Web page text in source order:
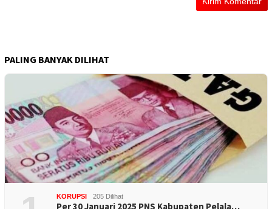
PALING BANYAK DILIHAT
KORUPSI 205 Dilihat
Per 30 Januari 2025 PNS Kabupaten Pelala…